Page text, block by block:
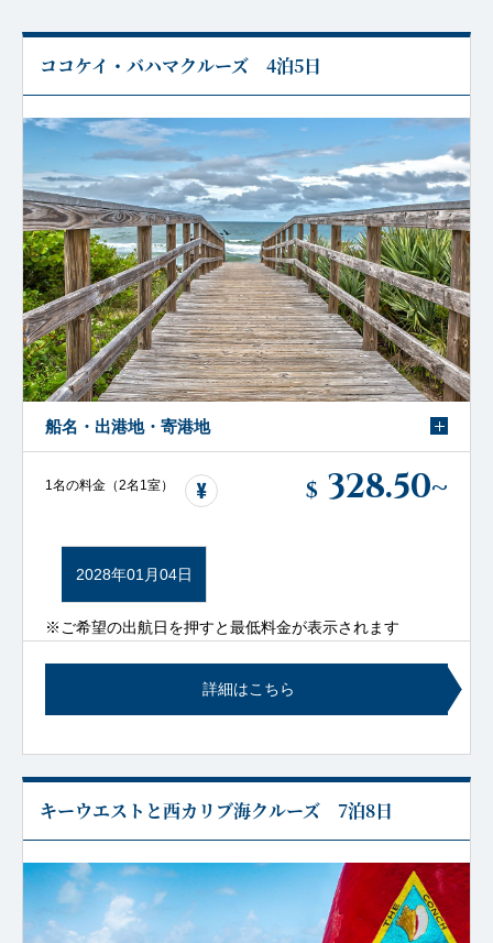
ココケイ・バハマクルーズ 4泊5日
船名・出港地・寄港地
1名の料金（2名1室） $ 328.50~
2028年01月04日
※ご希望の出航日を押すと最低料金が表示されます
詳細はこちら
キーウエストと西カリブ海クルーズ 7泊8日